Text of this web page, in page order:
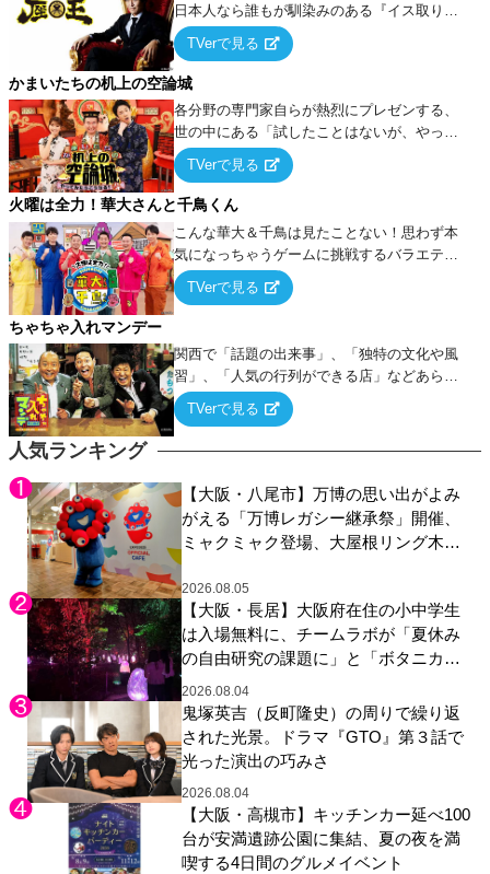
人気ランキング
【大阪・八尾市】万博の思い出がよみ
がえる「万博レガシー継承祭」開催、
ミャクミャク登場、大屋根リング木材
展示も
2026.08.05
【大阪・長居】大阪府在住の小中学生
は入場無料に、チームラボが「夏休み
の自由研究の課題に」と「ボタニカル
ガーデン 大阪」へ招待
2026.08.04
鬼塚英吉（反町隆史）の周りで繰り返
された光景。ドラマ『GTO』第３話で
光った演出の巧みさ
2026.08.04
【大阪・高槻市】キッチンカー延べ100
台が安満遺跡公園に集結、夏の夜を満
喫する4日間のグルメイベント
日本人なら誰もが馴染みのある『イス取りゲ
ーム』をベースに、大喜利・ギャグ・モノボ
ケ・歌…など様々なお題で芸人がショートネ
タを競い合う！
TVerで見る
かまいたちの机上の空論城
各分野の専門家自らが熱烈にプレゼンする、
世の中にある「試したことはないが、やって
みたらこうなる！…ハズ」という“机上の空
論”に若手芸人らがカラダを張って挑む！
TVerで見る
火曜は全力！華大さんと千鳥くん
こんな華大＆千鳥は見たことない！思わず本
気になっちゃうゲームに挑戦するバラエティ
ー！
TVerで見る
ちゃちゃ入れマンデー
関西で「話題の出来事」、「独特の文化や風
習」、「人気の行列ができる店」などあらゆ
るテーマについて好き放題にちゃちゃを入れ
ていく関西色を前面に押し出したトークバラ
TVerで見る